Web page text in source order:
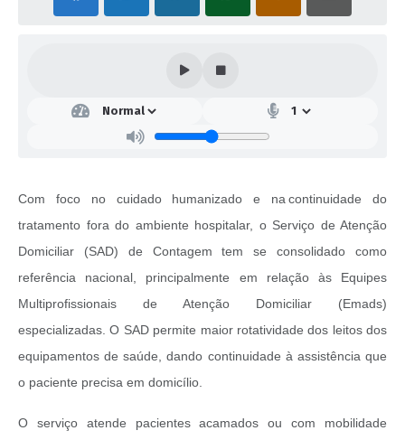
Com foco no cuidado humanizado e na continuidade do
tratamento fora do ambiente hospitalar, o Serviço de Atenção
Domiciliar (SAD) de Contagem tem se consolidado como
referência nacional, principalmente em relação às Equipes
Multiprofissionais de Atenção Domiciliar (Emads)
especializadas. O SAD permite maior rotatividade dos leitos dos
equipamentos de saúde, dando continuidade à assistência que
o paciente precisa em domicílio.
O serviço atende pacientes acamados ou com mobilidade